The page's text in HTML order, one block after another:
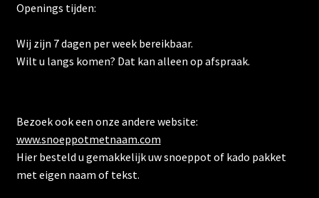
Openings tijden:
Wij zijn 7 dagen per week bereikbaar.
Wilt u langs komen? Dat kan alleen op afspraak.
Bezoek ook een onze andere website:
www.snoeppotmetnaam.com
Hier besteld u gemakkelijk uw snoeppot of kado pakket
met eigen naam of tekst.